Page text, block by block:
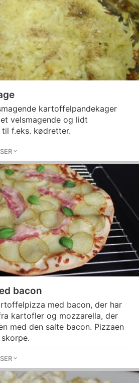
kartoffelpandekager
velsmagende og lidt
f.eks. kødretter.
bacon
med bacon, der har
kartofler og mozzarella, der
med den salte bacon. Pizzaen